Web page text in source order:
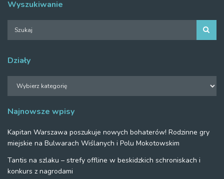
Wyszukiwanie
Działy
Najnowsze wpisy
Kapitan Warszawa poszukuje nowych bohaterów! Rodzinne gry
miejskie na Bulwarach Wiślanych i Polu Mokotowskim
Tantis na szlaku – strefy offline w beskidzkich schroniskach i
konkurs z nagrodami